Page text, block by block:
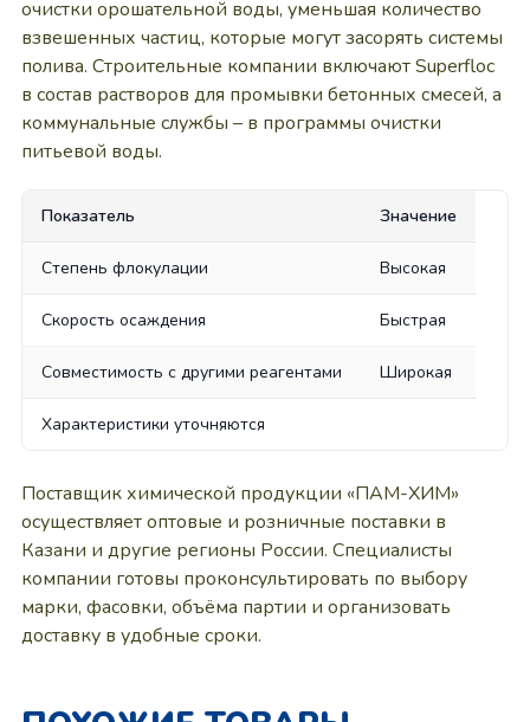
очистки орошательной воды, уменьшая количество
взвешенных частиц, которые могут засорять системы
полива. Строительные компании включают Superfloc
в состав растворов для промывки бетонных смесей, а
коммунальные службы – в программы очистки
питьевой воды.
Показатель Значение
Степень флокулации Высокая
Скорость осаждения Быстрая
Совместимость с другими реагентами Широкая
Характеристики уточняются
Поставщик химической продукции «ПАМ-ХИМ»
осуществляет оптовые и розничные поставки в
Казани и другие регионы России. Специалисты
компании готовы проконсультировать по выбору
марки, фасовки, объёма партии и организовать
доставку в удобные сроки.